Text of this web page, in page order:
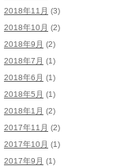
2018年11月 (3)
2018年10月 (2)
2018年9月 (2)
2018年7月 (1)
2018年6月 (1)
2018年5月 (1)
2018年1月 (2)
2017年11月 (2)
2017年10月 (1)
2017年9月 (1)